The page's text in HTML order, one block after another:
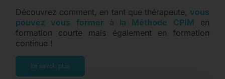
Découvrez comment, en tant que thérapeute, vous
pouvez vous former à la Méthode CPIM en
formation courte mais également en formation
continue !
En savoir plus